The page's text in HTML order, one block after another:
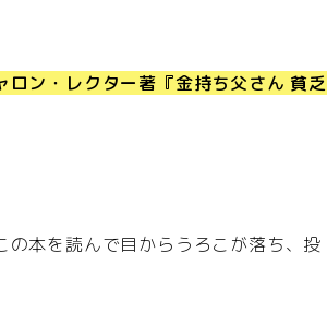
ロン・レクター著『金持ち父さん 貧乏
本を読んで目からうろこが落ち、投